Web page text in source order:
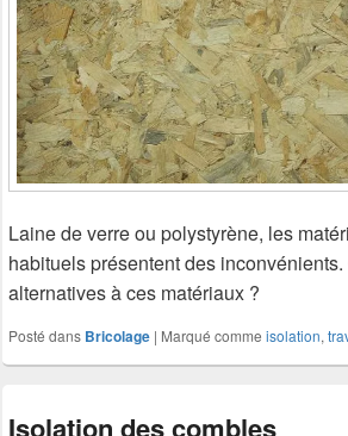
Laine de verre ou polystyrène, les
habituels présentent des
alternatives à ces matériaux ?
Posté dans Bricolage | Marqué comme isolation,
Isolation des combles